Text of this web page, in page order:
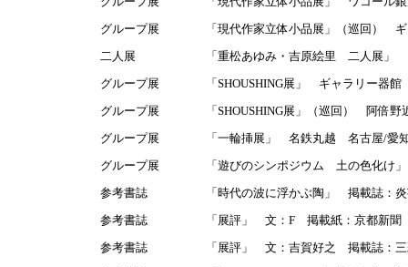
グループ展
「現代作家立体小品展」（巡回）
二人展
「重松あゆみ・吉原絵里 二人展
グループ展
「SHOUSHING展」 ギャラリー器
グループ展
「SHOUSHING展」（巡回） 阿倍
グループ展
「一輪挿展」 名鉄丸越 名古屋/愛
グループ展
「遊びのシンポジウム 土の色化
参考書誌
「時代の波に浮かぶ陶」 掲載誌
参考書誌
「展評」 文：F 掲載紙：京都新
参考書誌
「展評」 文：吉賀好之 掲載誌：三